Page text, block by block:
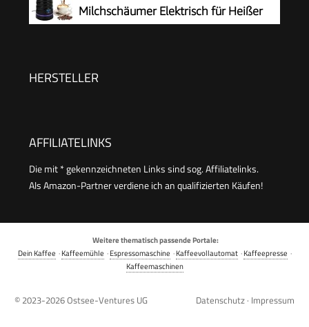
Milchschäumer Elektrisch für Heißer
Milk Frother
HERSTELLER
AFFILIATELINKS
Die mit * gekennzeichneten Links sind sog. Affiliatelinks.
Als Amazon-Partner verdiene ich an qualifizierten Käufen!
Weitere thematisch passende Portale:
Dein Kaffee ·Kaffeemühle ·Espressomaschine ·Kaffeevollautomat·Kaffeepresse ·
Kaffeemaschinen
© 2023-2026Ostsee-Ventures UG Datenschutz · Impressum